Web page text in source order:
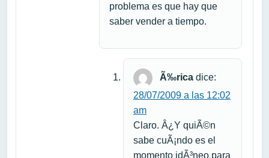
problema es que hay que
saber vender a tiempo.
Ã‰rica dice:
28/07/2009 a las 12:02
am
Claro. Â¿Y quiÃ©n
sabe cuÃ¡ndo es el
momento idÃ³neo para